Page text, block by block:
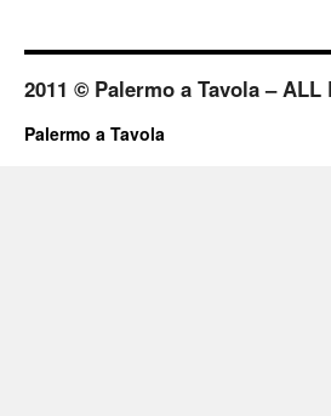
2011 © Palermo a Tavola –
Palermo a Tavola